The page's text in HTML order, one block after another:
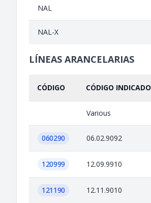
NAL
NAL-X
LÍNEAS ARANCELARIAS
CÓDIGO CÓDIGO INDICADO
Various
060290 06.02.9092
120999 12.09.9910
121190 12.11.9010